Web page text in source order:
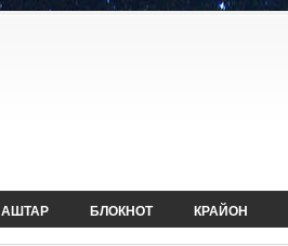
АШТАР БЛОКНОТ КРАЙОН